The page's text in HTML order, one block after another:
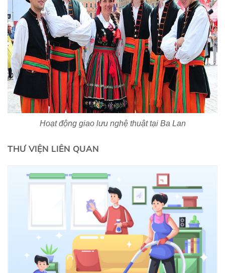
Hoạt động giao lưu nghệ thuật tại Ba Lan
THƯ VIỆN LIÊN QUAN